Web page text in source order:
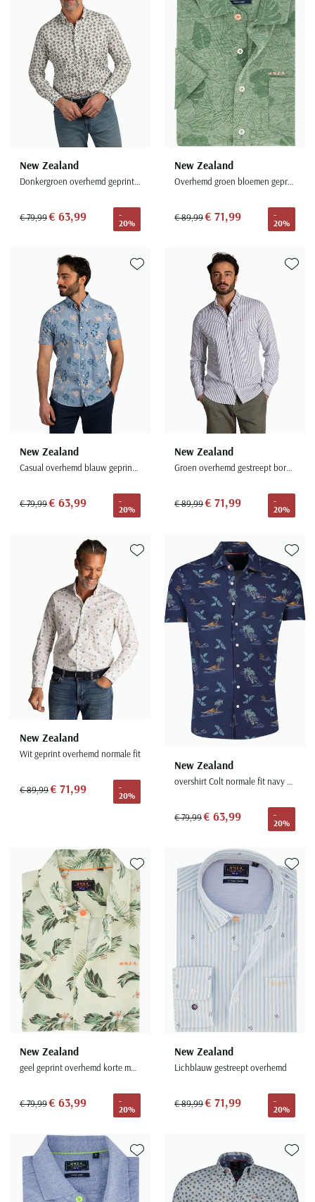
New Zealand
Donkergroen overhemd geprint bloemen
€ 79,99€ 63,99
-
20%
New Zealand
Overhemd groen bloemen geprint
€ 89,99€ 71,99
-
20%
New Zealand
Casual overhemd blauw geprint katoen
€ 79,99€ 63,99
-
20%
Toevoegen aan favorieten
New Zealand
Groen overhemd gestreept borstzak
€ 89,99€ 71,99
-
20%
New Zealand
Wit geprint overhemd normale fit
€ 89,99€ 71,99
-
20%
Toevoegen aan favorieten
New Zealand
overshirt Colt normale fit navy geprint katoen
€ 79,99€ 63,99
-
20%
New Zealand
geel geprint overhemd korte mouw katoen
€ 79,99€ 63,99
-
20%
Toevoegen aan favorieten
New Zealand
Lichblauw gestreept overhemd
€ 89,99€ 71,99
-
20%
Toevoegen aan favorieten